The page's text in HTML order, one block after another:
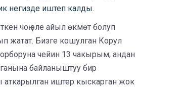
негизде иштеп калды.
чоң эле айыл өкмөт болуп
жатат. Бизге кошулган Корул
чейин 13 чакырым, андан
байланыштуу бир
иштер кыскарган жок